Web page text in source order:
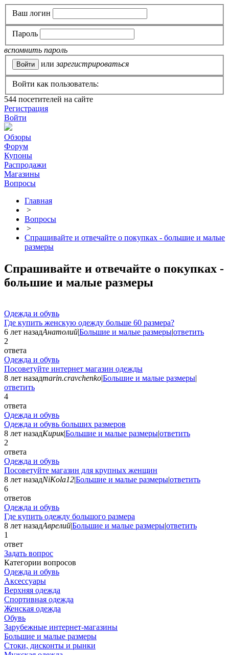
Ваш логин
Пароль
вспомнить пароль
или зарегистрироваться
Войти как пользователь:
544 посетителей на сайте
Регистрация
Войти
Обзоры
Форум
Купоны
Распродажи
Магазины
Вопросы
Главная
>
Вопросы
>
Спрашивайте и отвечайте о покупках - большие и малые
размеры
Спрашивайте и отвечайте о покупках -
большие и малые размеры
Одежда и обувь
Где купить женскую одежду больше 60 размера?
6 лет назадАнатолий|Большие и малые размеры|ответить
2
ответа
Одежда и обувь
Посоветуйте интернет магазин одежды
8 лет назадmarin.cravchenko|Большие и малые размеры|
ответить
4
ответа
Одежда и обувь
Одежда и обувь больших размеров
8 лет назадКирик|Большие и малые размеры|ответить
2
ответа
Одежда и обувь
Посоветуйте магазин для крупных женщин
8 лет назадNiKola12|Большие и малые размеры|ответить
6
ответов
Одежда и обувь
Где купить одежду большого размера
8 лет назадАврелий|Большие и малые размеры|ответить
1
ответ
Задать вопрос
Категории вопросов
Одежда и обувь
Аксессуары
Верхняя одежда
Спортивная одежда
Женская одежда
Обувь
Зарубежные интернет-магазины
Большие и малые размеры
Стоки, дисконты и рынки